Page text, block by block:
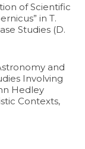
of Scientific
in T.
Studies (D.
and
Involving
Hedley
Contexts,